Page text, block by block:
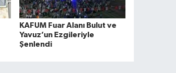
KAFUM Fuar Alanı Bulut ve
Yavuz’un Ezgileriyle
Şenlendi